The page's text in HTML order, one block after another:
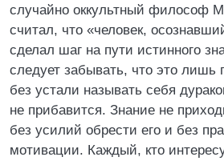
случайно оккультный философ
считал, что «человек,
сделал шаг на пути истинного
следует забывать, что это
без устали называть себя
не прибавится. Знание не
без усилий обрести его и без
мотивации. Каждый, кто